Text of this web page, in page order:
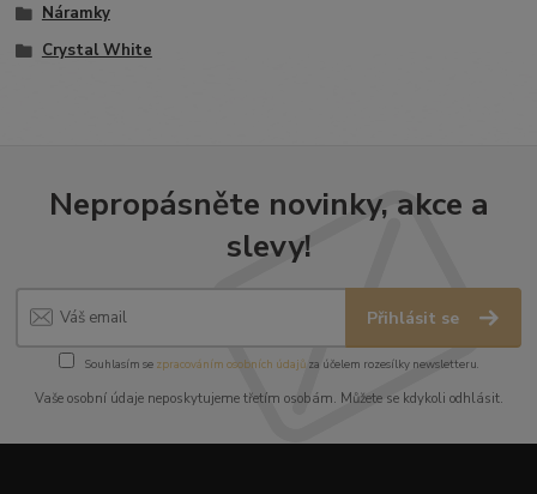
Náramky
Crystal White
Nepropásněte novinky, akce a
slevy!
Přihlásit se
Souhlasím se zpracováním osobních údajůza účelem rozesílky newsletteru.
Vaše osobní údaje neposkytujeme třetím osobám. Můžete se kdykoli odhlásit.